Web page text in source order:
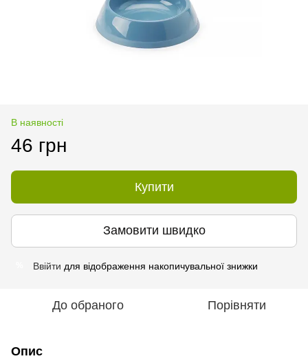
В наявності
46 грн
Купити
Замовити швидко
Ввійти для відображення накопичувальної знижки
До обраного Порівняти
Опис